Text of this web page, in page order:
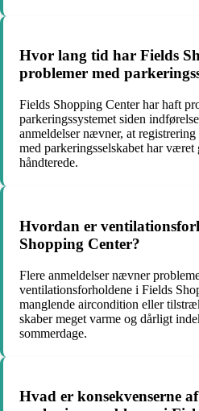
Hvor lang tid har Fields
problemer med
Fields Shopping Center har haft
parkeringssystemet siden
anmeldelser nævner, at
med parkeringsselskabet har været
håndterede.
Hvordan er
Shopping Center?
Flere anmeldelser nævner
ventilationsforholdene i Fields
manglende aircondition eller
skaber meget varme og dårligt
sommerdage.
Hvad er konsekvenserne